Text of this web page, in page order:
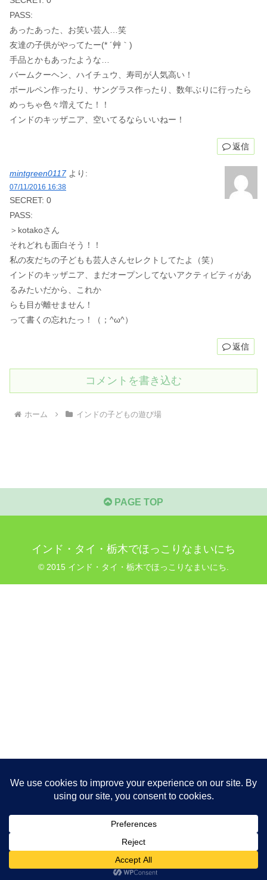
PASS:
あったあった、お笑い芸人…笑
友達の子供がやってたー(* ´艸｀)
手品とかもあったような…
バームクーヘン、ハイチュウ、寿司が人気高い！
ボールペン作ったり、サングラス作ったり、数年ぶりに行ったら
めっちゃ色々増えてた！！
インドのキッザニア、空いてるならいいねー！
返信
mintgreen0117 より:
07/11/2016 16:38
SECRET: 0
PASS:
＞kotakoさん
それどれも面白そう！！
私の友だちの子どもも芸人さんセレクトしてたよ（笑）
インドのキッザニア、まだオープンしてないアクティビティがあ
るみたいだから、これか
らも目が離せません！
って書くの忘れたっ！（；^ω^）
返信
コメントを書き込む
ホーム インドの子どもの遊び場
PAGE TOP
インド・タイ・栃木でほっこりなまいにち
© 2015 インド・タイ・栃木でほっこりなまいにち.